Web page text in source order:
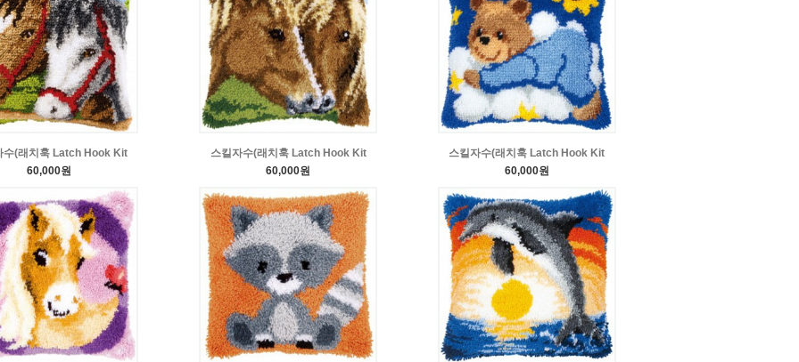
수(래치훅 Latch Hook Kit
60,000원
스킬자수(래치훅 Latch Hook Kit
60,000원
스킬자수(래치훅 Latch Hook Kit
60,000원